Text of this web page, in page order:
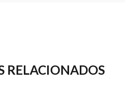
RELACIONADOS